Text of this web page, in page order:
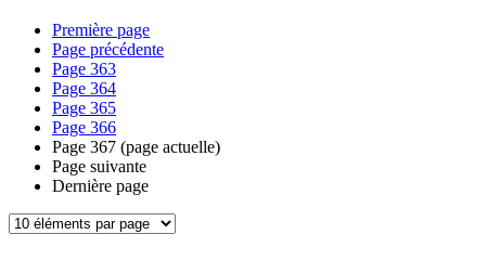
Première page
Page précédente
Page 363
Page 364
Page 365
Page 366
Page 367 (page actuelle)
Page suivante
Dernière page